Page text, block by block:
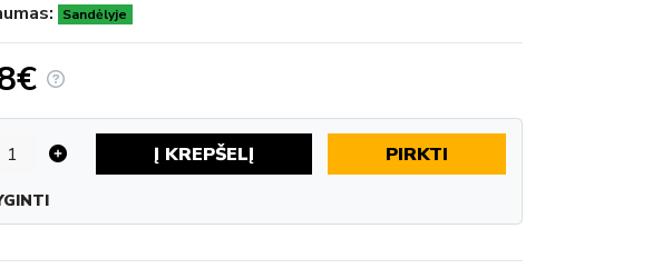
Sandėlyje
Į KREPŠELĮ PIRKTI